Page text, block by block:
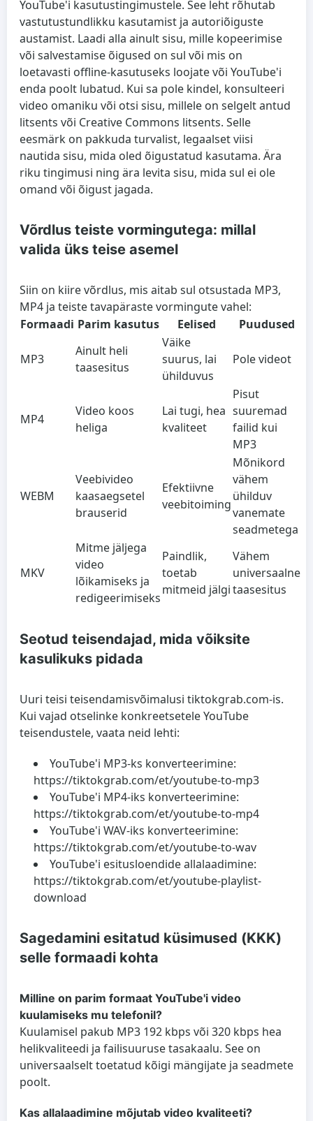
YouTube'i kasutustingimustele. See leht rõhutab
vastutustundlikku kasutamist ja autoriõiguste
austamist. Laadi alla ainult sisu, mille kopeerimise
või salvestamise õigused on sul või mis on
loetavasti offline-kasutuseks loojate või YouTube'i
enda poolt lubatud. Kui sa pole kindel, konsulteeri
video omaniku või otsi sisu, millele on selgelt antud
litsents või Creative Commons litsents. Selle
eesmärk on pakkuda turvalist, legaalset viisi
nautida sisu, mida oled õigustatud kasutama. Ära
riku tingimusi ning ära levita sisu, mida sul ei ole
omand või õigust jagada.
Võrdlus teiste vormingutega: millal
valida üks teise asemel
Siin on kiire võrdlus, mis aitab sul otsustada MP3,
MP4 ja teiste tavapäraste vormingute vahel:
Formaadi Parim kasutus Eelised Puudused
MP3
Ainult heli
taasesitus
Väike
suurus, lai
ühilduvus
Pole videot
MP4
Video koos
heliga
Lai tugi, hea
kvaliteet
Pisut
suuremad
failid kui
MP3
WEBM
Veebivideo
kaasaegsetel
brauserid
Efektiivne
veebitoiming
Mõnikord
vähem
ühilduv
vanemate
seadmetega
MKV
Mitme jäljega
video
lõikamiseks ja
redigeerimiseks
Paindlik,
toetab
mitmeid jälgi
Vähem
universaalne
taasesitus
Seotud teisendajad, mida võiksite
kasulikuks pidada
Uuri teisi teisendamisvõimalusi tiktokgrab.com-is.
Kui vajad otselinke konkreetsetele YouTube
teisendustele, vaata neid lehti:
YouTube'i MP3-ks konverteerimine:
https://tiktokgrab.com/et/youtube-to-mp3
YouTube'i MP4-iks konverteerimine:
https://tiktokgrab.com/et/youtube-to-mp4
YouTube'i WAV-iks konverteerimine:
https://tiktokgrab.com/et/youtube-to-wav
YouTube'i esitusloendide allalaadimine:
https://tiktokgrab.com/et/youtube-playlist-
download
Sagedamini esitatud küsimused (KKK)
selle formaadi kohta
Milline on parim formaat YouTube'i video
kuulamiseks mu telefonil?
Kuulamisel pakub MP3 192 kbps või 320 kbps hea
helikvaliteedi ja failisuuruse tasakaalu. See on
universaalselt toetatud kõigi mängijate ja seadmete
poolt.
Kas allalaadimine mõjutab video kvaliteeti?